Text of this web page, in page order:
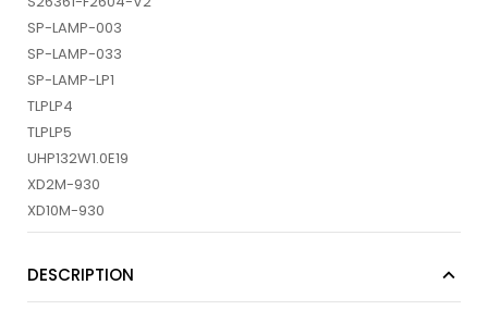
DESCRIPTION
SP-LAMP-003
SP-LAMP-033
SP-LAMP-LP1
TLPLP4
TLPLP5
UHP132W1.0E19
XD2M-930
XD10M-930